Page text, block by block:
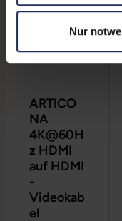
Nur
ARTICO
NA
4K@60H
z HDMI
auf HDMI
-
Videokab
el